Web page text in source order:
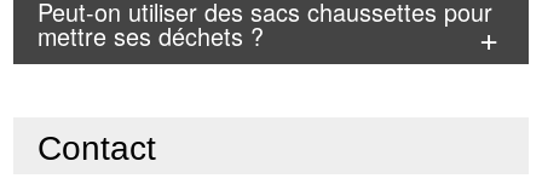
Peut-on utiliser des sacs chaussettes pour
mettre ses déchets ?
Contact